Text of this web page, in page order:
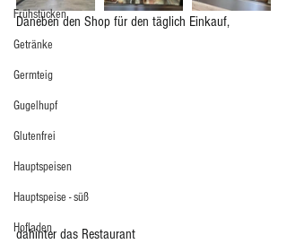
Frühstücken
Getränke
Germteig
Gugelhupf
Glutenfrei
Hauptspeisen
Hauptspeise - süß
Hofladen
Daneben den Shop für den täglich Einkauf,
dahinter das Restaurant